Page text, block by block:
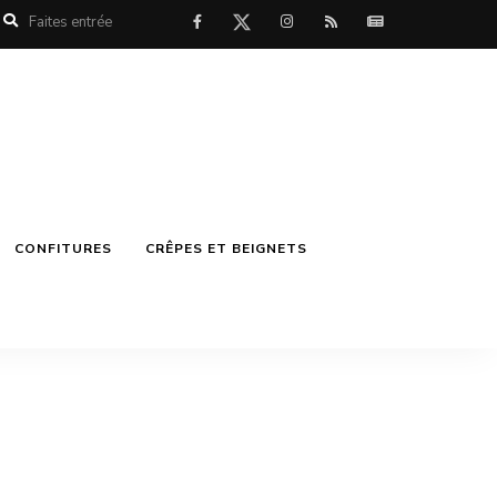
CONFITURES CRÊPES ET BEIGNETS